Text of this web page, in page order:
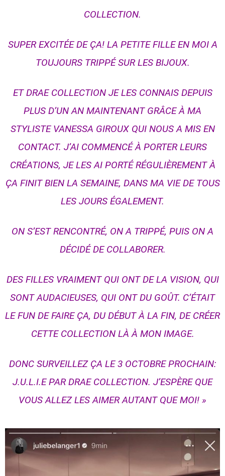
COLLECTION.
SUPER EXCITÉE DE ÇA! LA PETITE FILLE EN MOI A
TOUJOURS TRIPPÉ SUR LES BIJOUX.
ET DRAE COLLECTION JE LES CONNAIS DEPUIS
PLUS D’UN AN MAINTENANT GRÂCE À MA
STYLISTE VANESSA GIROUX QUI NOUS A MIS EN
CONTACT. J’AI COMMENCÉ À PORTER LEURS
CRÉATIONS, JE LES AI PORTÉ RÉGULIÈREMENT À
ÇA FINIT BIEN LA SEMAINE, DANS MA VIE DE TOUS
LES JOURS ÉGALEMENT.
ON S’EST RENCONTRÉ, ON A TRIPPÉ, PUIS ON A
DÉCIDÉ DE COLLABORER.
DES FILLES VRAIMENT QUI ONT DE LA VISION, QUI
SONT AUDACIEUSES, QUI ONT DU GOÛT. C’ÉTAIT
LE FUN DE FAIRE ÇA, DU DÉBUT À LA FIN, DE CRÉER
CETTE COLLECTION LÀ À MON IMAGE.
DONC SURVEILLEZ ÇA LE 3 OCTOBRE PROCHAIN:
J.U.L.I.E PAR DRAE COLLECTION. J’ESPÈRE QUE
VOUS ALLEZ LES AIMER AUTANT QUE MOI! »